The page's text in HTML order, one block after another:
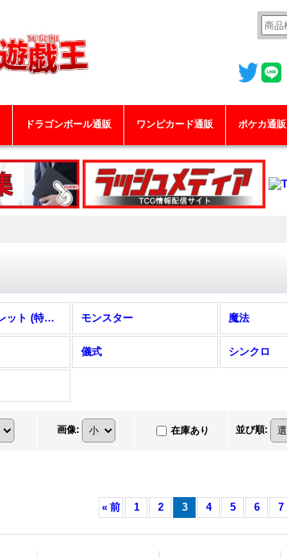
ドラゴンボール通販 ワンピカード通販 ポケカ通販
アジアシークレット (特集！) モンスター 魔法
儀式 シンクロ
画像: 在庫あり 並び順:
« 前 1 2 3 4 5 6 7